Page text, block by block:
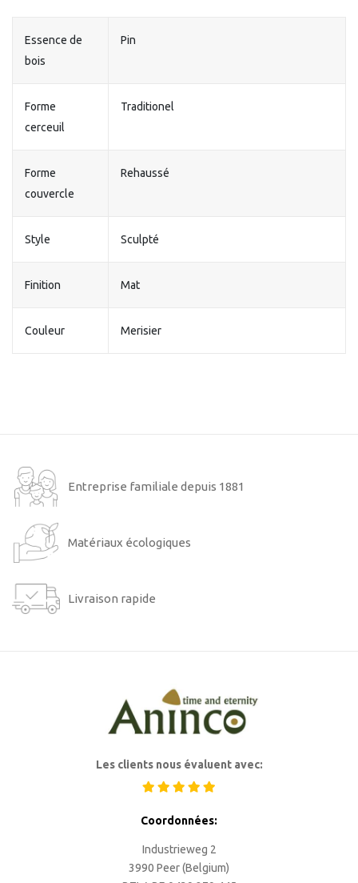
Essence de
bois
Pin
Forme
cerceuil
Traditionel
Forme
couvercle
Rehaussé
Style Sculpté
Finition Mat
Couleur Merisier
Entreprise familiale depuis 1881
Matériaux écologiques
Livraison rapide
Les clients nous évaluent avec:
Coordonnées:
Industrieweg 2
3990 Peer (Belgium)